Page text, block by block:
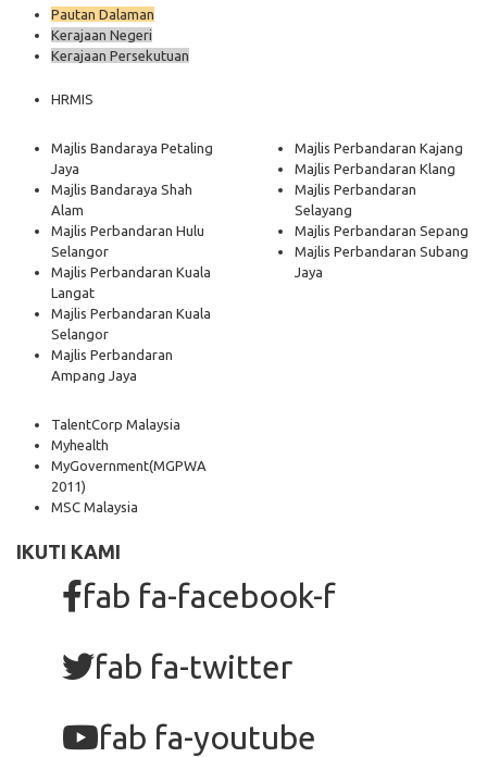
Pautan Dalaman
Kerajaan Negeri
Kerajaan Persekutuan
HRMIS
Majlis Bandaraya Petaling
Jaya
Majlis Bandaraya Shah
Alam
Majlis Perbandaran Hulu
Selangor
Majlis Perbandaran Kuala
Langat
Majlis Perbandaran Kuala
Selangor
Majlis Perbandaran
Ampang Jaya
Majlis Perbandaran Kajang
Majlis Perbandaran Klang
Majlis Perbandaran
Selayang
Majlis Perbandaran Sepang
Majlis Perbandaran Subang
Jaya
TalentCorp Malaysia
Myhealth
MyGovernment(MGPWA
2011)
MSC Malaysia
IKUTI KAMI
fab fa-facebook-f
fab fa-twitter
fab fa-youtube